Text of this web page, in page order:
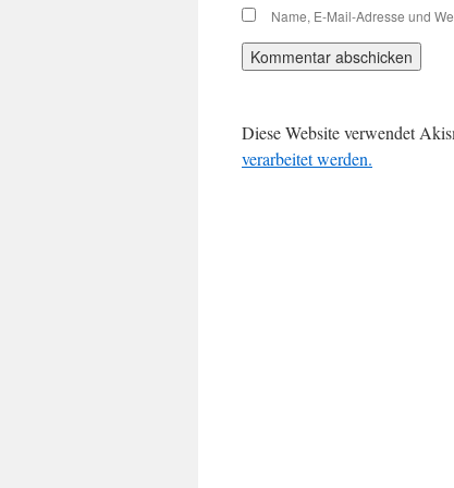
Name, E-Mail-Adresse und
Diese Website verwendet
verarbeitet werden.